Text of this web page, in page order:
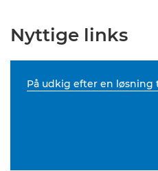
Nyttige links
På udkig efter en løsning